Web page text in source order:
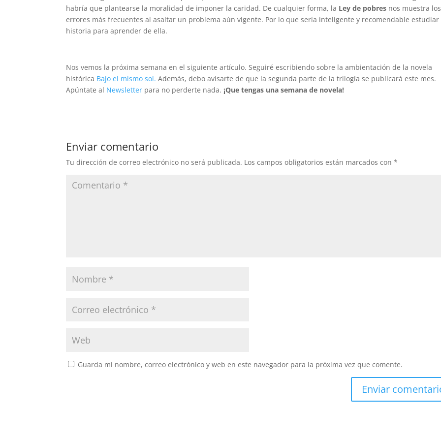
habría que plantearse la moralidad de imponer la caridad. De cualquier forma, la Ley de pobres nos muestra los
errores más frecuentes al asaltar un problema aún vigente. Por lo que sería inteligente y recomendable estudiar
historia para aprender de ella.
Nos vemos la próxima semana en el siguiente artículo. Seguiré escribiendo sobre la ambientación de la novela
histórica Bajo el mismo sol. Además, debo avisarte de que la segunda parte de la trilogía se publicará este mes.
Apúntate al Newsletter para no perderte nada. ¡Que tengas una semana de novela!
Enviar comentario
Tu dirección de correo electrónico no será publicada. Los campos obligatorios están marcados con*
Guarda mi nombre, correo electrónico y web en este navegador para la próxima vez que comente.